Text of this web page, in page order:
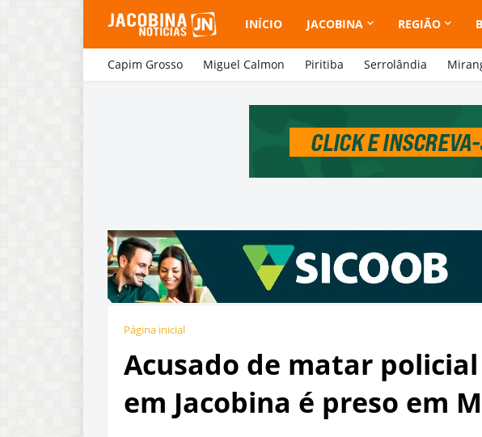
INÍCIO JACOBINA REGIÃO
Capim Grosso Miguel Calmon Piritiba Serrolândia
Página inicial
Acusado de matar
em Jacobina é preso em